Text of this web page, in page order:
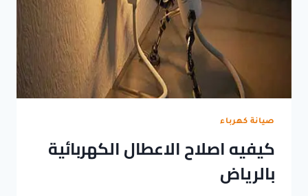
صيانة كهرباء
كيفيه اصلاح الاعطال الكهربائية
بالرياض